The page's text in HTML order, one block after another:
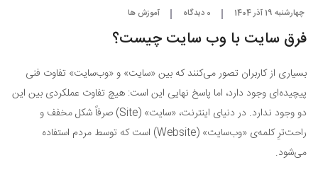
چهارشنبه 19 آذر 1404 0 دیدگاه آموزش ها
فرق سایت با وب‌ سایت چیست؟
بسیاری از کاربران تصور می‌کنند که بین «سایت» و «وب‌سایت» تفاوت فنی
پیچیده‌ای وجود دارد، اما پاسخ نهایی این است: هیچ تفاوت عملکردی بین این
دو وجود ندارد. در دنیای اینترنت، «سایت» (Site) صرفاً شکل مخفف و
راحت‌ترِ کلمه‌ی «وب‌سایت» (Website) است که توسط مردم استفاده
می‌شود.